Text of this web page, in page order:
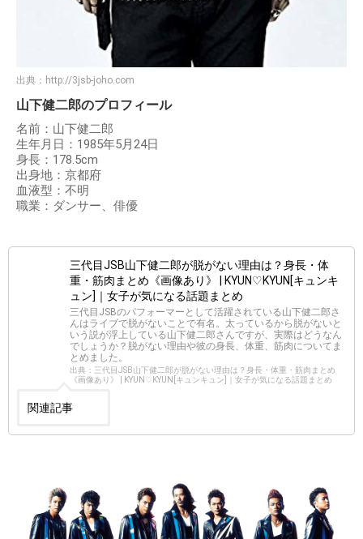
出典： http://3jsb-joho.com
山下健二郎のプロフィール
名前：山下健二郎
生年月日：1985年5月24日
身長：178.5cm
出身地：京都府
血液型：不明
職業：ダンサー、俳優
三代目JSB山下健二郎が脱がない理由は？身長・体
重・筋肉まとめ《画像あり》 | KYUN♡KYUN[キュンキ
ュン]｜女子が気になる話題まとめ
三代目JSBのパフォーマーとして活躍されている山下健二郎さ
んはライブで脱がないことで有名。太っているから脱がないと
いう説が浮上している山下健二郎さんですが、実際はどうなん
でしょうか？脱がない理由や彼の身長、体重、筋肉についてま
とめました。
出典：三代目JSB山下健二郎が脱がない理由は？身長・体重・筋肉まとめ
《画像あり》 | KYUN♡KYUN[キュンキュン]｜女子が気になる話題まとめ
関連記事